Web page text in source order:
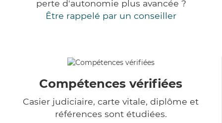
perte d'autonomie plus avancée ?
Être rappelé par un conseiller
Compétences vérifiées
Casier judiciaire, carte vitale, diplôme et
références sont étudiées.